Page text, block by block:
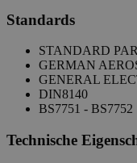
Standards
STANDARD
GERMAN
GENERAL
DIN8140
BS7751 - BS7752
Technische